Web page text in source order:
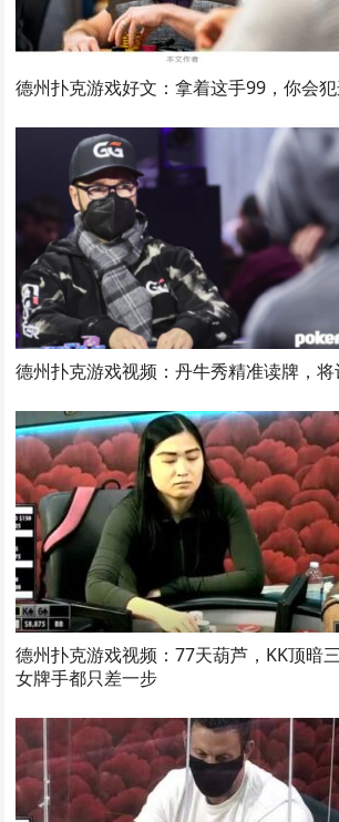
德州扑克游戏好文：拿着这手99，你会
德州扑克游戏视频：丹牛秀精准读牌，
德州扑克游戏视频：77天葫芦，KK顶暗
女牌手都只差一步